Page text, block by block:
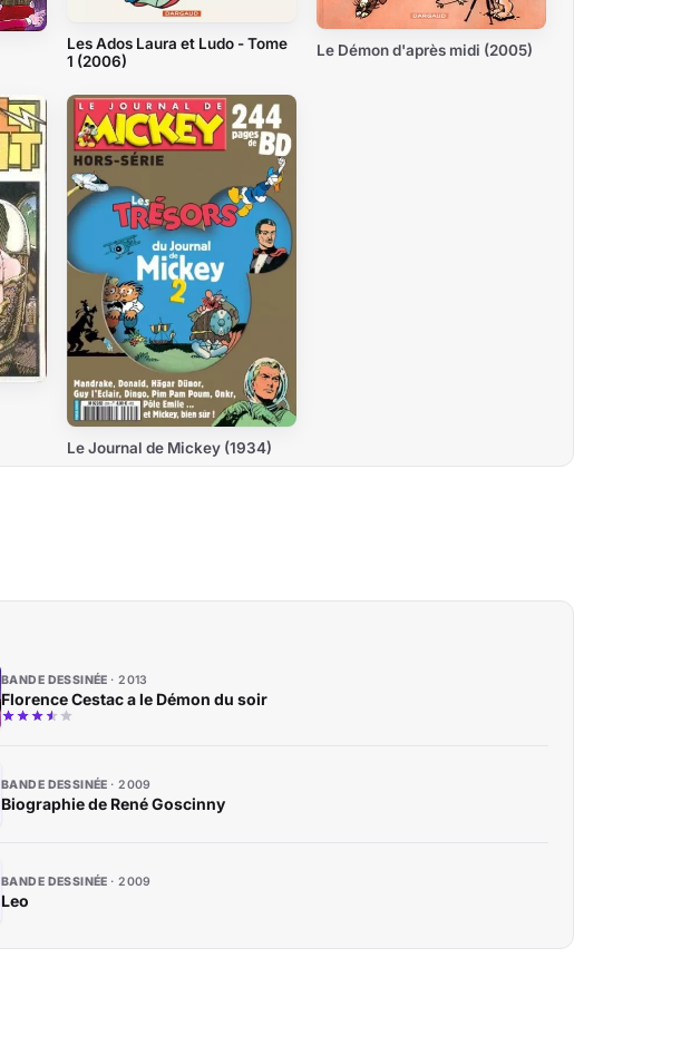
Les Ados Laura et Ludo - Tome
1 (2006)
Le Démon d'après midi (2005)
Le Journal de Mickey (1934)
BANDE DESSINÉE 2013
Florence Cestac a le Démon du soir
BANDE DESSINÉE 2009
Biographie de René Goscinny
BANDE DESSINÉE 2009
Leo